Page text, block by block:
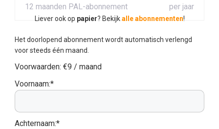
12 maanden PAL-abonnement per jaar
Liever ook op papier? Bekijkalle abonnementen!
Het doorlopend abonnement wordt automatisch verlengd
voor steeds één maand.
Voorwaarden: €9 / maand
Voornaam:*
Achternaam:*